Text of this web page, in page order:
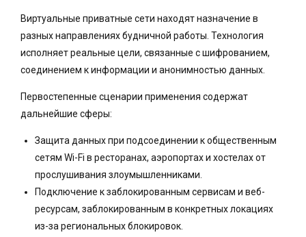
Виртуальные приватные сети находят назначение в
разных направлениях будничной работы. Технология
исполняет реальные цели, связанные с шифрованием,
соединением к информации и анонимностью данных.
Первостепенные сценарии применения содержат
дальнейшие сферы:
Защита данных при подсоединении к общественным
сетям Wi-Fi в ресторанах, аэропортах и хостелах от
прослушивания злоумышленниками.
Подключение к заблокированным сервисам и веб-
ресурсам, заблокированным в конкретных локациях
из-за региональных блокировок.